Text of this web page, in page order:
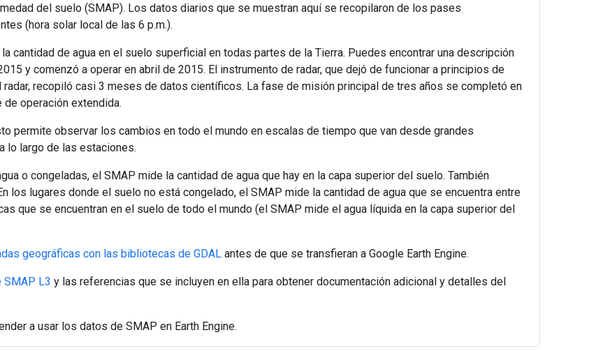
del suelo (SMAP). Los datos diarios que se muestran aquí se recopilaron de los pases
(hora solar local de las 6 p.m.).
cantidad de agua en el suelo superficial en todas partes de la Tierra. Puedes encontrar una descripción
y comenzó a operar en abril de 2015. El instrumento de radar, que dejó de funcionar a principios de
recopiló casi 3 meses de datos científicos. La fase de misión principal de tres años se completó en
operación extendida.
permite observar los cambios en todo el mundo en escalas de tiempo que van desde grandes
lo largo de las estaciones.
o congeladas, el SMAP mide la cantidad de agua que hay en la capa superior del suelo. También
los lugares donde el suelo no está congelado, el SMAP mide la cantidad de agua que se encuentra entre
que se encuentran en el suelo de todo el mundo (el SMAP mide el agua líquida en la capa superior del
geográficas con las bibliotecas de GDAL antes de que se transfieran a Google Earth Engine.
SMAP L3 y las referencias que se incluyen en ella para obtener documentación adicional y detalles del
a usar los datos de SMAP en Earth Engine.